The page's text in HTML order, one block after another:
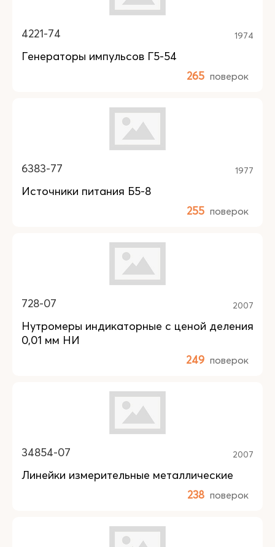
4221-74 1974
Генераторы импульсов Г5-54
265 поверок
6383-77 1977
Источники питания Б5-8
255 поверок
728-07 2007
Нутромеры индикаторные с ценой деления
0,01 мм НИ
249 поверок
34854-07 2007
Линейки измерительные металлические
238 поверок